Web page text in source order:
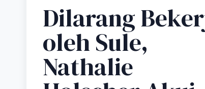
Dilarang
oleh Sule,
Nathalie